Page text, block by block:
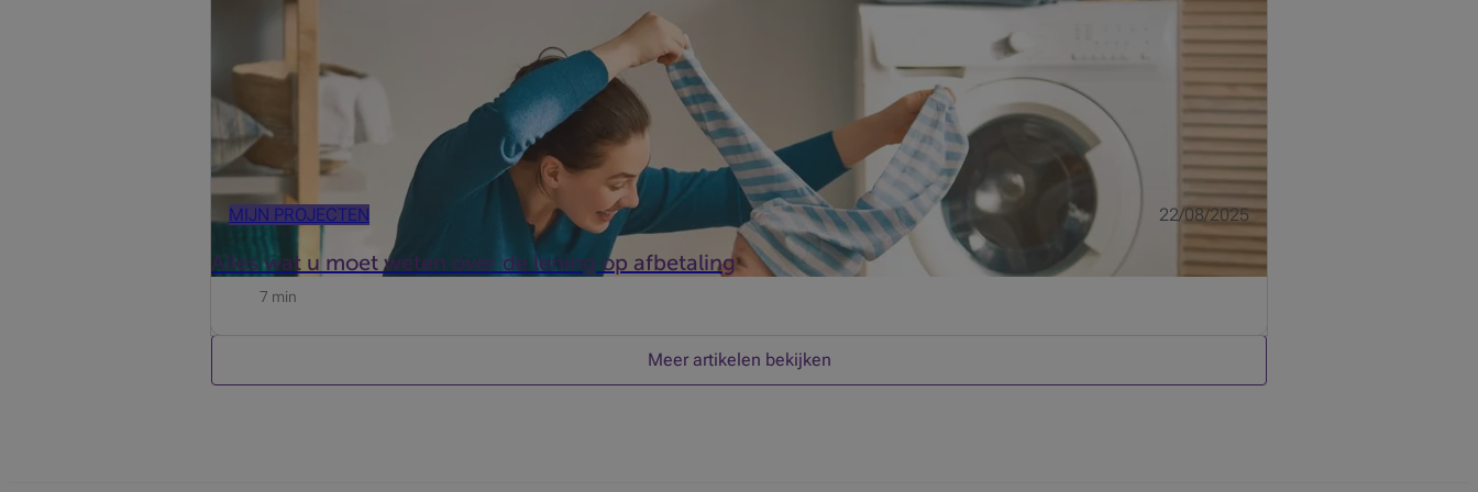
MIJN PROJECTEN 22/08/2025
Alles wat u moet weten over de lening op afbetaling
7 min
Meer artikelen bekijken